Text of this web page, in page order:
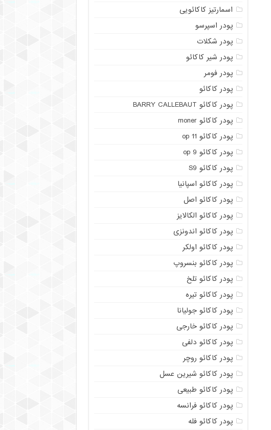
اسمارتیز کاکائویی
پودر اسپرسو
پودر شکلات
پودر شیر کاکائو
پودر فومر
پودر کاکائو
پودر کاکائو BARRY CALLEBAUT
پودر کاکائو moner
پودر کاکائو op 11
پودر کاکائو op 9
پودر کاکائو S9
پودر کاکائو اسپانیا
پودر کاکائو اصل
پودر کاکائو الکالایز
پودر کاکائو اندونزی
پودر کاکائو اولکر
پودر کاکائو بنسروپ
پودر کاکائو تلخ
پودر کاکائو تیره
پودر کاکائو جولیانا
پودر کاکائو خارجی
پودر کاکائو دلفی
پودر کاکائو روچر
پودر کاکائو شیرین عسل
پودر کاکائو طبیعی
پودر کاکائو فرانسه
پودر کاکائو فله